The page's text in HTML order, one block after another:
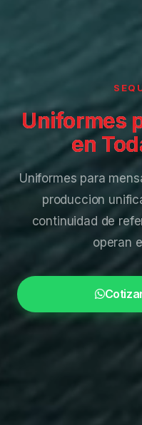
Uniformes
en
Uniformes para
produccion
continuidad de
operan